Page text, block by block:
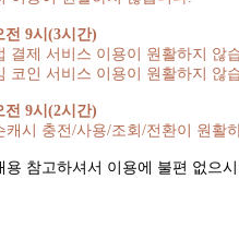
전 9시 (3시간)
결제 서비스 이용이 원활하지 않
코인 서비스 이용이 원활하지 않
전 9시 (2시간)
캐시 충전/사용/조회 /전환이 원활
용 참고하셔서 이용에 불편 없으